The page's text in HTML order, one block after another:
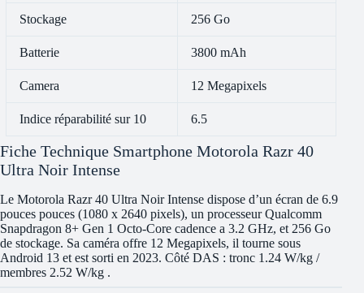
Stockage 256 Go
Batterie 3800 mAh
Camera 12 Megapixels
Indice réparabilité sur 10 6.5
Fiche Technique Smartphone Motorola Razr 40
Ultra Noir Intense
Le Motorola Razr 40 Ultra Noir Intense dispose d’un écran de 6.9
pouces pouces (1080 x 2640 pixels), un processeur Qualcomm
Snapdragon 8+ Gen 1 Octo-Core cadence a 3.2 GHz, et 256 Go
de stockage. Sa caméra offre 12 Megapixels, il tourne sous
Android 13 et est sorti en 2023. Côté DAS : tronc 1.24 W/kg /
membres 2.52 W/kg .